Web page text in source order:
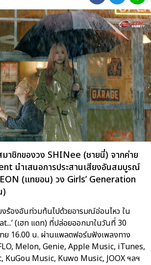
าชิกของวง SHINee (ชายนี่) จากค่าย
นำเสนอการประสานเสียงอันสมบูรณ์
(แทยอน) วง Girls’ Generation
)
งร้องอันท่วมท้นไปด้วยอารมณ์อ่อนไหว ใน
(เฮท แดท) ที่ปล่อยออกมาในวันที่ 30
ทย 16.00 น. ผ่านแพลตฟอร์มฟังเพลงทาง
Melon, Genie, Apple Music, iTunes,
KuGou Music, Kuwo Music, JOOX ฯลฯ